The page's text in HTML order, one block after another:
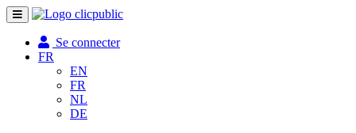
Toggle
navigation
Se connecter
FR
EN
FR
NL
DE